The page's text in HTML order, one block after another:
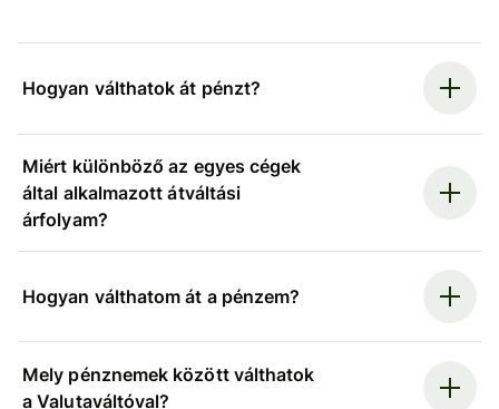
Hogyan válthatok át pénzt?
Miért különböző az egyes cégek
által alkalmazott átváltási
árfolyam?
Hogyan válthatom át a pénzem?
Mely pénznemek között válthatok
a Valutaváltóval?